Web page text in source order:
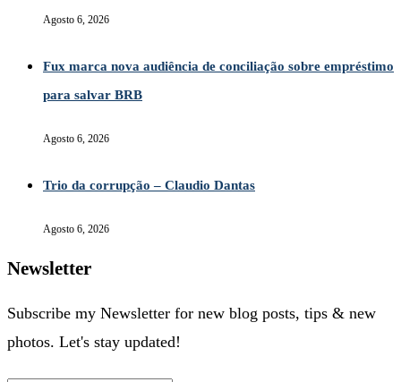
Agosto 6, 2026
Fux marca nova audiência de conciliação sobre empréstimo
para salvar BRB
Agosto 6, 2026
Trio da corrupção – Claudio Dantas
Agosto 6, 2026
Newsletter
Subscribe my Newsletter for new blog posts, tips & new
photos. Let's stay updated!